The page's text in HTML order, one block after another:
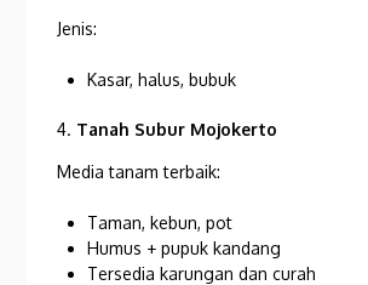
Jenis:
Kasar, halus, bubuk
4. Tanah Subur Mojokerto
Media tanam terbaik:
Taman, kebun, pot
Humus + pupuk kandang
Tersedia karungan dan curah